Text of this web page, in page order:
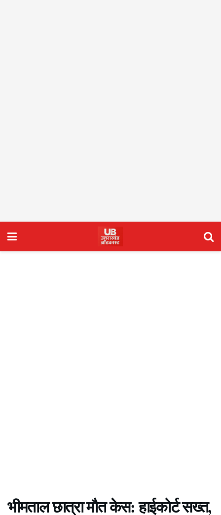
भीमताल छात्रा मौत केस: हाईकोर्ट सख्त,